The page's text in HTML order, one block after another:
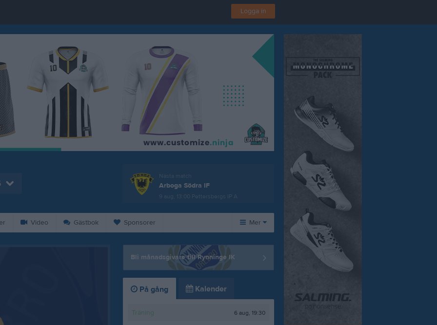
Logga in
Nästa match
Arboga Södra IF
9 aug, 13:00 Pettersbergs IP A
Video Gästbok Sponsorer Mer
Huvudmeny
Dokument
Besökarstatistik
Bli månadsgivare till Rynninge IK
På gång Kalender
Träning 6 aug, 19:30